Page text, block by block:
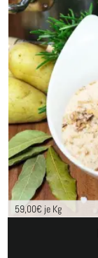
59,00€ je Kg